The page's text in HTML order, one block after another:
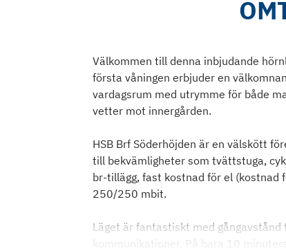
Välkommen till denna inbjudande
första våningen erbjuder en
vardagsrum med utrymme för både
vetter mot innergården.
HSB Brf Söderhöjden är en välskött
till bekvämligheter som tvättstuga,
br-tillägg, fast kostnad för el
250/250 mbit.
Läget är fantastiskt med
kommunikationer. På bara 10